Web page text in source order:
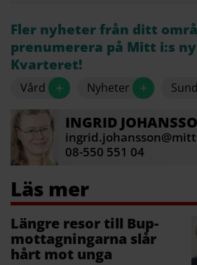
Fler nyheter från ditt
prenumerera på Mitt i:s
Kvarteret!
Vård + Nyheter +
INGRID
08-550 551 04
Längre resor till Bup-
mottagningarna slår
hårt mot unga